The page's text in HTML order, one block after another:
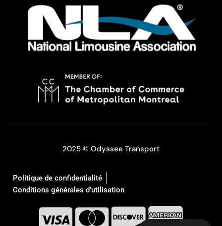
2025 © Odyssee Transport
Politique de confidentialité
Conditions générales d'utilisation